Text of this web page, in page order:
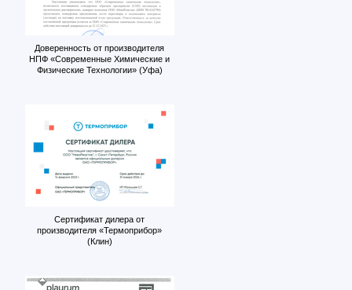
Доверенность от производителя
НПФ «Современные Химические и
Физические Технологии» (Уфа)
Сертификат дилера от
производителя «Термоприбор»
(Клин)